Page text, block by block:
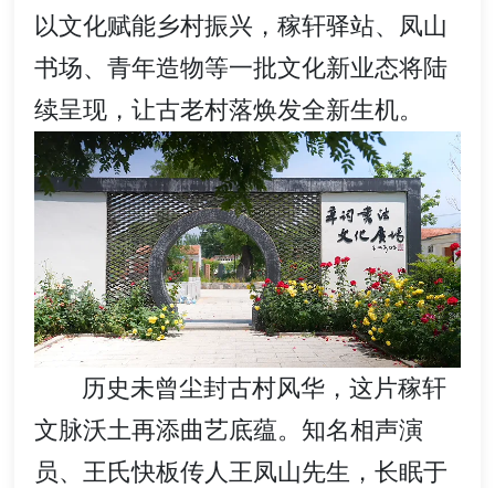
以文化赋能乡村振兴，稼轩驿站、凤山
书场、青年造物等一批文化新业态将陆
续呈现，让古老村落焕发全新生机。
历史未曾尘封古村风华，这片稼轩
文脉沃土再添曲艺底蕴。知名相声演
员、王氏快板传人王凤山先生，长眠于